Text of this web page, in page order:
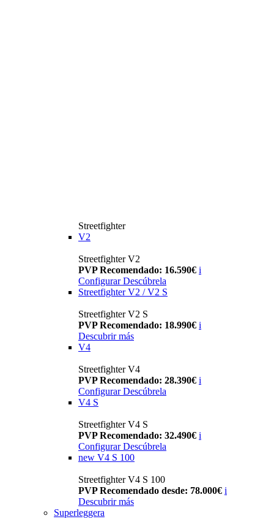
Streetfighter
V2
Streetfighter V2
PVP Recomendado: 16.590€ i
Configurar Descúbrela
Streetfighter V2 / V2 S
Streetfighter V2 S
PVP Recomendado: 18.990€ i
Descubrir más
V4
Streetfighter V4
PVP Recomendado: 28.390€ i
Configurar Descúbrela
V4 S
Streetfighter V4 S
PVP Recomendado: 32.490€ i
Configurar Descúbrela
new V4 S 100
Streetfighter V4 S 100
PVP Recomendado desde: 78.000€ i
Descubrir más
Superleggera